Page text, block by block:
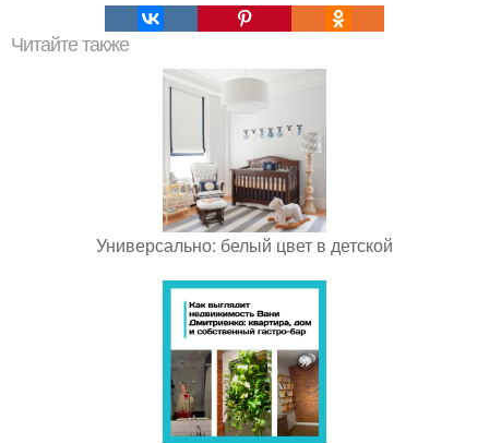
Читайте также
Универсально: белый цвет в детской